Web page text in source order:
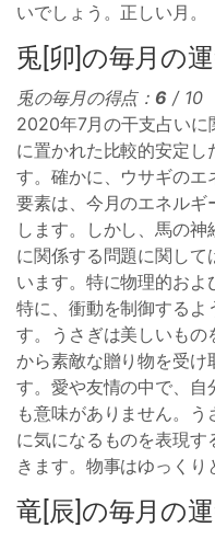
いでしょう。正しい月。
兎[卯]の毎月の
兎の毎月の得点： 6 / 10
2020年7月の干支占いに
に置かれた比較的安定し
す。確かに、ウサギのエ
要素は、今月のエネル
します。しかし、馬の
に関係する問題に関して
います。特に物理的お
特に、衝動を制御するよ
す。うさぎは美しいも
から素敵な贈り物を受け
す。愛や友情の中で、自
も意味がありません。
に気になるものを表現
きます。物事はゆっくり
竜[辰]の毎月の